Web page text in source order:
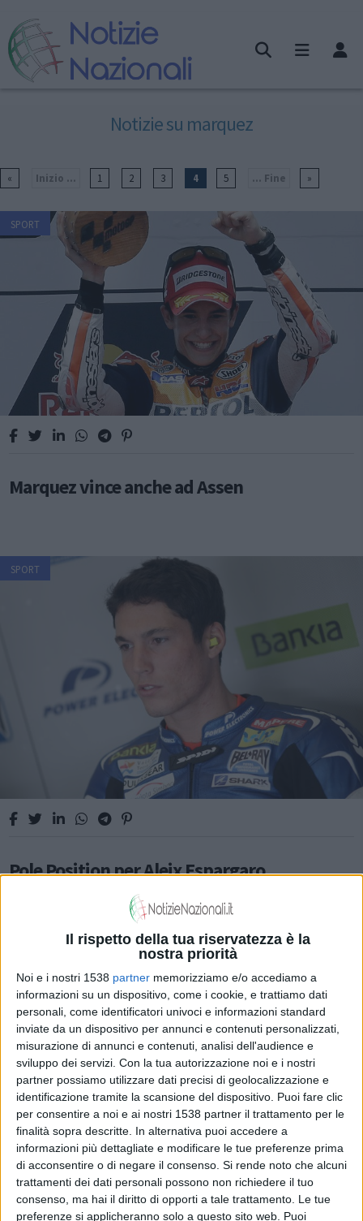
Il rispetto della tua riservatezza è la
nostra priorità
Noi e i nostri 1538 partner memorizziamo e/o accediamo a
informazioni su un dispositivo, come i cookie, e trattiamo dati
personali, come identificatori univoci e informazioni standard
inviate da un dispositivo per annunci e contenuti personalizzati,
misurazione di annunci e contenuti, analisi dell'audience e
sviluppo dei servizi. Con la tua autorizzazione noi e i nostri
partner possiamo utilizzare dati precisi di geolocalizzazione e
identificazione tramite la scansione del dispositivo. Puoi fare clic
per consentire a noi e ai nostri 1538 partner il trattamento per le
finalità sopra descritte. In alternativa puoi accedere a
informazioni più dettagliate e modificare le tue preferenze prima
di acconsentire o di negare il consenso. Si rende noto che alcuni
trattamenti dei dati personali possono non richiedere il tuo
consenso, ma hai il diritto di opporti a tale trattamento. Le tue
preferenze si applicheranno solo a questo sito web. Puoi
Notizie su marquez
« Inizio ... 1 2 3 4 5 ... Fine »
SPORT
Marquez vince anche ad Assen
SPORT
Pole Position per Aleix Espargaro